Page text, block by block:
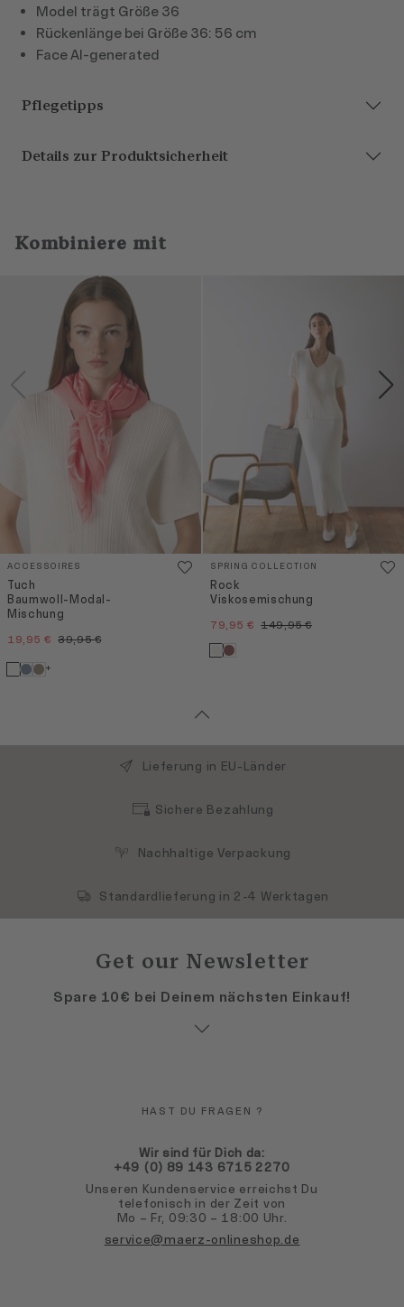
Model trägt Größe 36
Rückenlänge bei Größe 36: 56 cm
Face AI-generated
Pflegetipps
Details zur Produktsicherheit
Kombiniere mit
ACCESSOIRES
Tuch
Baumwoll-Modal-
Mischung
19,95 € 39,95 €
+
SPRING COLLECTION
Rock
Viskosemischung
79,95 € 149,95 €
Lieferung in EU-Länder
Sichere Bezahlung
Nachhaltige Verpackung
Standardlieferung in 2-4 Werktagen
Get our Newsletter
Spare 10€ bei Deinem nächsten Einkauf!
HAST DU FRAGEN ?
Wir sind für Dich da:
+49 (0) 89 143 6715 2270
Unseren Kundenservice erreichst Du
telefonisch in der Zeit von
Mo – Fr, 09:30 – 18:00 Uhr.
service@maerz-onlineshop.de